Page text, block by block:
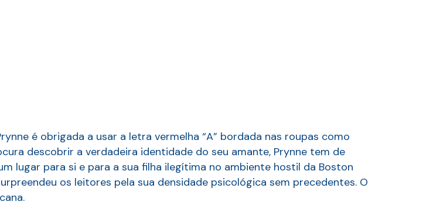
é obrigada a usar a letra vermelha “A” bordada nas roupas como
descobrir a verdadeira identidade do seu amante, Prynne tem de
lugar para si e para a sua filha ilegítima no ambiente hostil da Boston
os leitores pela sua densidade psicológica sem precedentes. O